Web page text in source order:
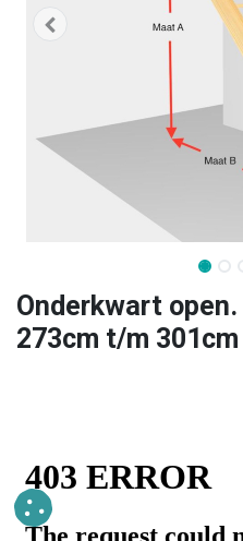
Onderkwart
273cm t/m 301cm